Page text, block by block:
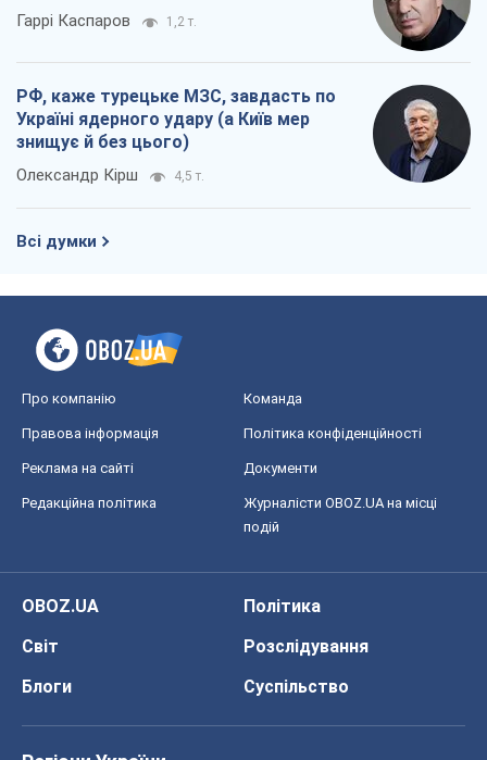
Гаррі Каспаров 1,2 т.
РФ, каже турецьке МЗС, завдасть по
Україні ядерного удару (а Київ мер
знищує й без цього)
Олександр Кірш 4,5 т.
Всі думки
Про компанію Команда
Правова інформація Політика конфіденційності
Реклама на сайті Документи
Редакційна політика
Журналісти OBOZ.UA на місці
подій
OBOZ.UA
Політика
Світ
Розслідування
Блоги
Суспільство